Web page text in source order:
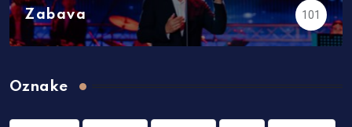
Zabava 101
Oznake